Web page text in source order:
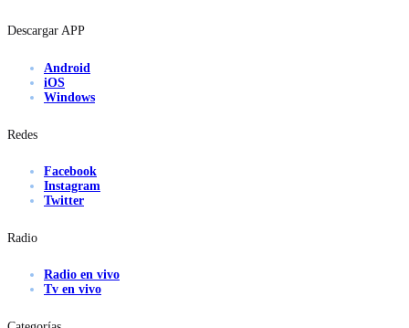
Descargar APP
Android
iOS
Windows
Redes
Facebook
Instagram
Twitter
Radio
Radio en vivo
Tv en vivo